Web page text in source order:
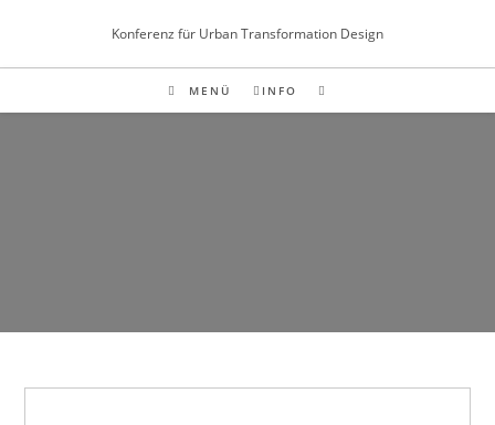
springen
Konferenz für Urban Transformation Design
MENÜ INFO